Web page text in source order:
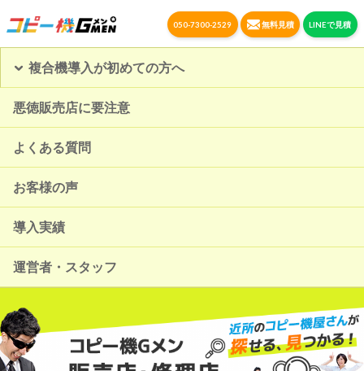
050-7300-2529 無料見積 LINEで見積
複合機導入が初めての方へ
悪徳販売店に要注意
よくある質問
お客様の声
導入実績
運営者・スタッフ